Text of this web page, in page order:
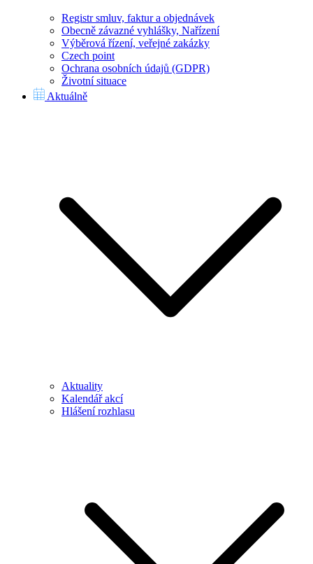
Registr smluv, faktur a objednávek
Obecně závazné vyhlášky, Nařízení
Výběrová řízení, veřejné zakázky
Czech point
Ochrana osobních údajů (GDPR)
Životní situace
Aktuálně
Aktuality
Kalendář akcí
Hlášení rozhlasu